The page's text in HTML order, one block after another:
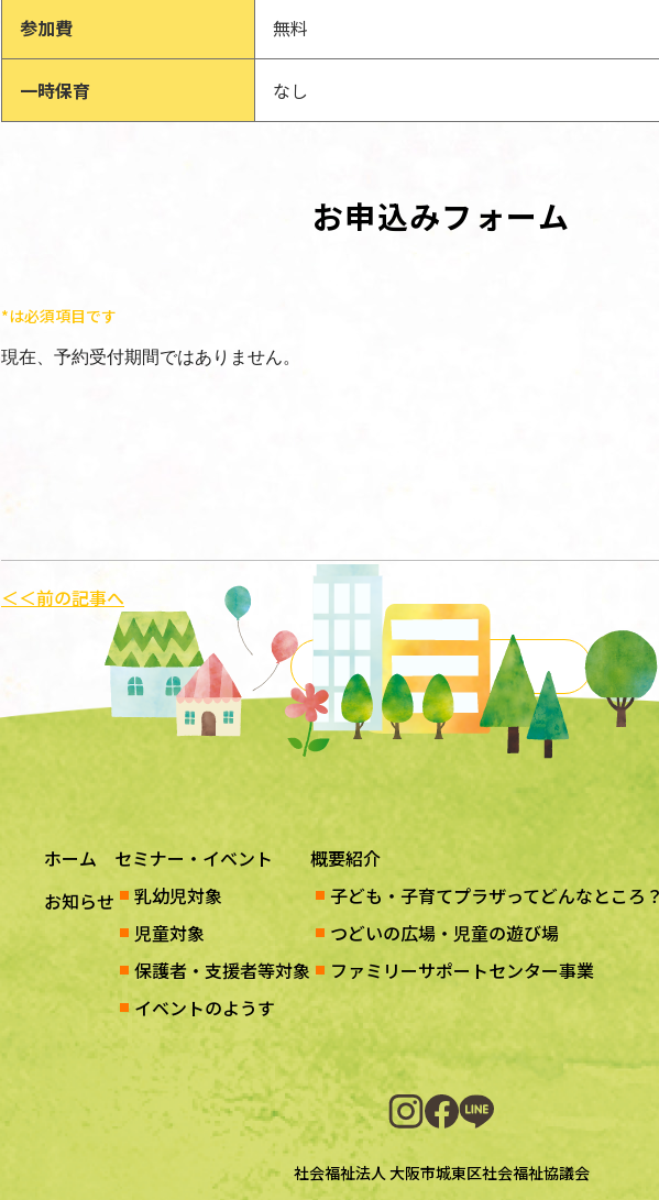
参加費 無料
一時保育 なし
お申込みフォーム
*は必須項目です
現在、予約受付期間ではありません。
＜＜前の記事へ
一覧に戻る
ホーム
お知らせ
セミナー・イベント
乳幼児対象
児童対象
保護者・支援者等対象
イベントのようす
概要紹介
子ども・子育てプラザってどんなところ？
つどいの広場・児童の遊び場
ファミリーサポートセンター事業
社会福祉法人 大阪市城東区社会福祉協議会